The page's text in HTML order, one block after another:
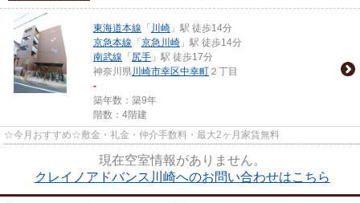
東海道本線 「 川崎 」駅 徒歩14分
京急本線 「 京急川崎 」駅 徒歩14分
南武線 「 尻手 」駅 徒歩17分
神奈川県川崎市幸区中幸町 ２丁目
-
築年数：築9年
階数：4階建
☆今月おすすめ☆敷金・礼金・仲介手数料・最大2ヶ月家賃無料
現在空室情報がありません。
クレイノアドバンス川崎へのお問い合わせはこちら